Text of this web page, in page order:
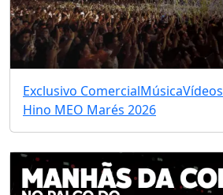
Exclusivo ComercialMúsicaVídeos
Hino MEO Marés 2026